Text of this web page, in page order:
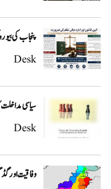
پنجاب کی
Desk
سیاسی مداخلت
Desk
وفاقیت اور